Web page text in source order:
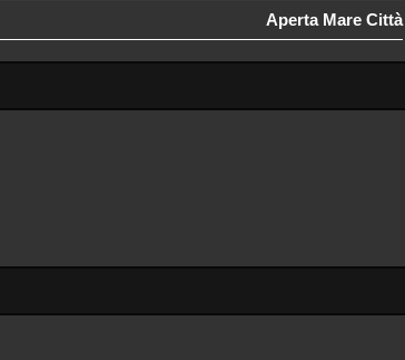
Aperta Mare Città